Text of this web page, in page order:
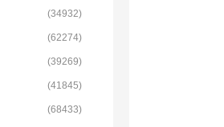
(34932)
(62274)
(39269)
(41845)
(68433)